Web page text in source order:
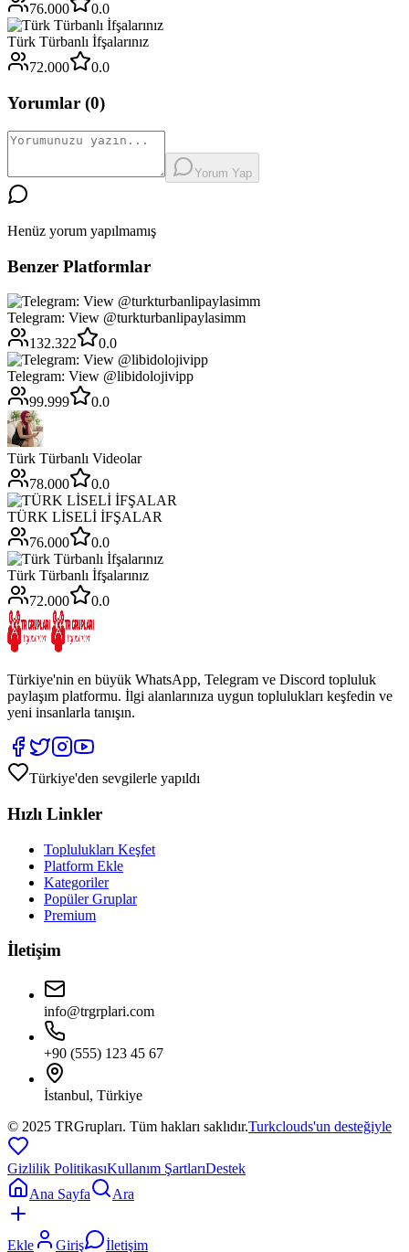
76.000
0.0
Türk Türbanlı İfşalarınız
72.000
0.0
Yorumlar (0)
Yorum Yap
Henüz yorum yapılmamış
Benzer Platformlar
Telegram: View @turkturbanlipaylasimm
132.322
0.0
Telegram: View @libidolojivipp
99.999
0.0
Türk Türbanlı Videolar
78.000
0.0
TÜRK LİSELİ İFŞALAR
76.000
0.0
Türk Türbanlı İfşalarınız
72.000
0.0
Türkiye'nin en büyük WhatsApp, Telegram ve Discord topluluk
paylaşım platformu. İlgi alanlarınıza uygun toplulukları keşfedin ve
yeni insanlarla tanışın.
Türkiye'den sevgilerle yapıldı
Hızlı Linkler
Toplulukları Keşfet
Platform Ekle
Kategoriler
Popüler Gruplar
Premium
İletişim
info@trgrplari.com
+90 (555) 123 45 67
İstanbul, Türkiye
© 2025 TRGrupları. Tüm hakları saklıdır.Turkclouds'un desteğiyle
Gizlilik PolitikasıKullanım ŞartlarıDestek
Ana Sayfa
Ara
Ekle Giriş İletişim